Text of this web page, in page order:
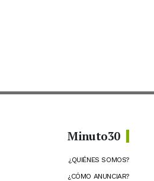
Minuto30
¿QUIÉNES SOMOS?
¿CÓMO ANUNCIAR?